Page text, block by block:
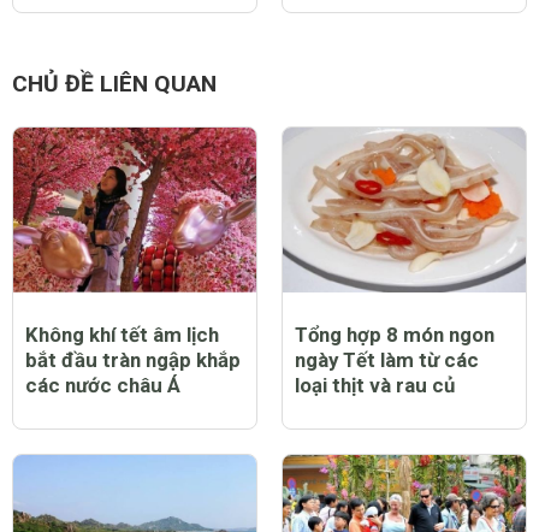
CHỦ ĐỀ LIÊN QUAN
Không khí tết âm lịch
bắt đầu tràn ngập khắp
các nước châu Á
Tổng hợp 8 món ngon
ngày Tết làm từ các
loại thịt và rau củ